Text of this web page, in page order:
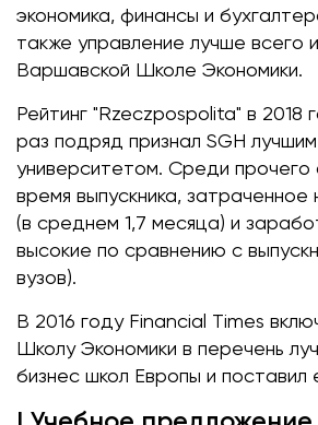
экономика, финансы и
также управление лучше всего
Варшавской Школе Экономики.
Рейтинг "Rzeczpospolita" в 2018
раз подряд признал SGH
университетом. Среди прочего
время выпускника,
(в среднем 1,7 месяца) и
высокие по сравнению с
вузов).
В 2016 году Financial Times
Школу Экономики в перечень
бизнес школ Европы и поставил